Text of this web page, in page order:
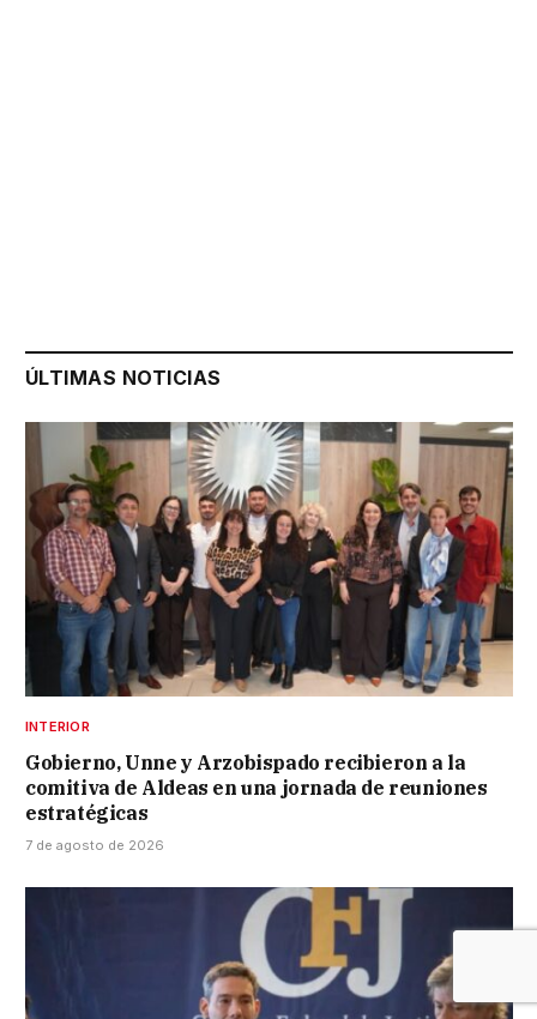
ÚLTIMAS NOTICIAS
INTERIOR
Gobierno, Unne y Arzobispado recibieron a la
comitiva de Aldeas en una jornada de reuniones
estratégicas
7 de agosto de 2026